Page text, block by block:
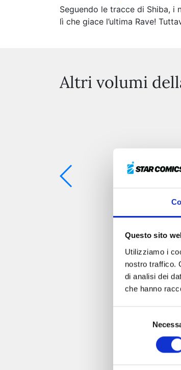
Questo sito
Utilizziamo i
nostro traffico.
di analisi dei
che hanno
Seguendo le tracce di Shiba,
lì che giace l’ultima Rave!
Altri volumi